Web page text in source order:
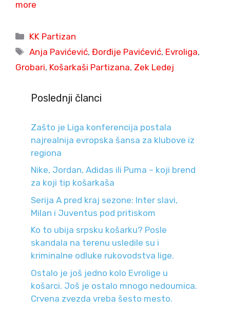
more
Categories
KK Partizan
Tags
Anja Pavićević,Đorđije Pavićević, Evroliga,
Grobari, Košarkaši Partizana, Zek Ledej
Poslednji članci
Zašto je Liga konferencija postala
najrealnija evropska šansa za klubove iz
regiona
Nike, Jordan, Adidas ili Puma – koji brend
za koji tip košarkaša
Serija A pred kraj sezone: Inter slavi,
Milan i Juventus pod pritiskom
Ko to ubija srpsku košarku? Posle
skandala na terenu usledile su i
kriminalne odluke rukovodstva lige.
Ostalo je još jedno kolo Evrolige u
košarci. Još je ostalo mnogo nedoumica.
Crvena zvezda vreba šesto mesto.